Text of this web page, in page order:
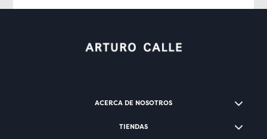
ACERCA DE NOSOTROS
TIENDAS